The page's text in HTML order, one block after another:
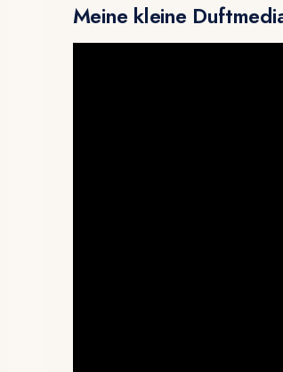
Meine kleine